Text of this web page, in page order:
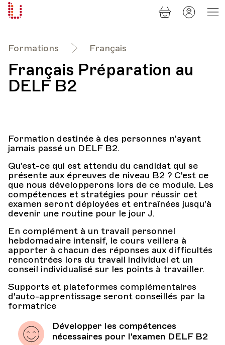
Formations Français
Français Préparation au
DELF B2
Formation destinée à des personnes n'ayant
jamais passé un DELF B2.
Qu'est-ce qui est attendu du candidat qui se
présente aux épreuves de niveau B2 ? C'est ce
que nous développerons lors de ce module. Les
compétences et stratégies pour réussir cet
examen seront déployées et entraînées jusqu'à
devenir une routine pour le jour J.
En complément à un travail personnel
hebdomadaire intensif, le cours veillera à
apporter à chacun des réponses aux difficultés
rencontrées lors du travail individuel et un
conseil individualisé sur les points à travailler.
Supports et plateformes complémentaires
d'auto-apprentissage seront conseillés par la
formatrice
Développer les compétences
nécessaires pour l'examen DELF B2
Panier
Mon